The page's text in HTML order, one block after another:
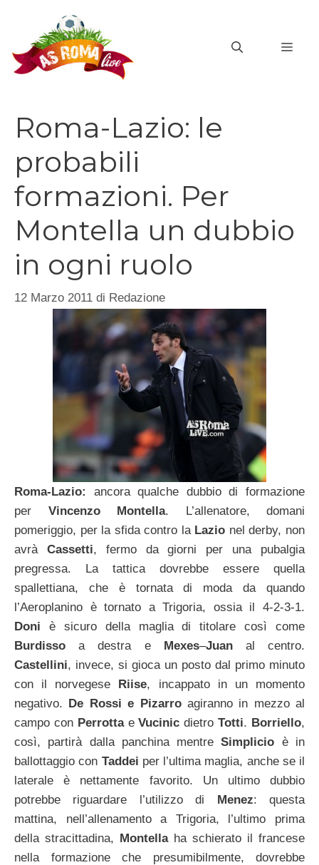
contenuto
Roma-Lazio: le
probabili
formazioni. Per
Montella un dubbio
in ogni ruolo
12 Marzo 2011 di Redazione
Roma-Lazio:
ancora qualche dubbio di formazione
per Vincenzo Montella. L’allenatore, domani
pomeriggio, per la sfida contro la Lazio nel derby, non
avrà Cassetti, fermo da giorni per una pubalgia
pregressa. La tattica dovrebbe essere quella
spallettiana, che è tornata di moda da quando
l’Aeroplanino è tornato a Trigoria, ossia il 4-2-3-1.
Doni è sicuro della maglia di titolare così come
Burdissoa destra e Mexes–Juanal centro.
Castellini, invece, si gioca un posto dal primo minuto
con il norvegese
Riise, incappato in un momento
negativo.
De Rossi e Pizarroagiranno in mezzo al
campo con Perrotta eVucinicdietroTotti. Borriello,
così, partirà dalla panchina mentreSimplicio è in
ballottaggio con Taddei per l’ultima maglia, anche se il
laterale è nettamente favorito. Un ultimo dubbio
potrebbe riguardare l’utilizzo di
Menez: questa
mattina, nell’allenamento a Trigoria, l’ultimo prima
della stracittadina,
Montella ha schierato il francese
nella formazione che presumibilmente, dovrebbe